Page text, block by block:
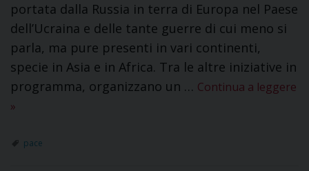
portata dalla Russia in terra di Europa nel Paese
dell’Ucraina e delle tante guerre di cui meno si
parla, ma pure presenti in vari continenti,
specie in Asia e in Africa. Tra le altre iniziative in
programma, organizzano un … Continua a leggere
»
pace